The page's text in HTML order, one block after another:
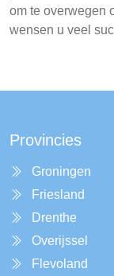
om te overwegen
wensen u veel
Provincies
Groningen
Friesland
Drenthe
Overijssel
Flevoland